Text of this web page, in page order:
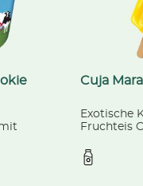
Bits.
Cuja
Exotische
Fruchteis
cremigem
Langnese,